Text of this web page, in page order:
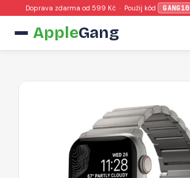
Doprava zdarma od 599 Kč · Použij kód GANG10
AppleGang